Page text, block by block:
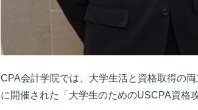
CPA会計学院では、大学生活と資格取得の
に開催された「大学生のためのUSCPA資格